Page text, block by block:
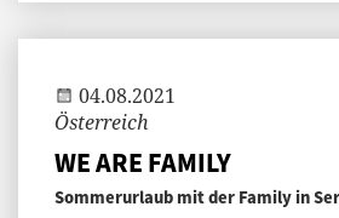
04.08.2021
Österreich
WE ARE FAMILY
Sommerurlaub mit der Family in